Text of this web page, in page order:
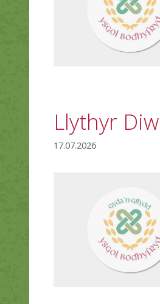
Llythyr
17.07.2026